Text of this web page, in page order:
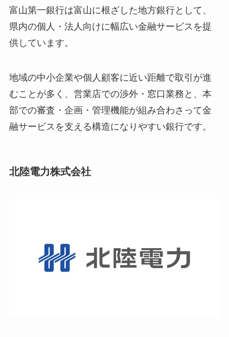
富山第一銀行は富山に根ざした地方銀行として、
県内の個人・法人向けに幅広い金融サービスを提
供しています。
地域の中小企業や個人顧客に近い距離で取引が進
むことが多く、営業店での渉外・窓口業務と、本
部での審査・企画・管理機能が組み合わさって金
融サービスを支える構造になりやすい銀行です。
北陸電力株式会社